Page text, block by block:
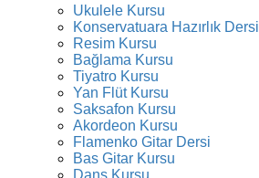
Ukulele Kursu
Konservatuara Hazırlık Dersi
Resim Kursu
Bağlama Kursu
Tiyatro Kursu
Yan Flüt Kursu
Saksafon Kursu
Akordeon Kursu
Flamenko Gitar Dersi
Bas Gitar Kursu
Dans Kursu